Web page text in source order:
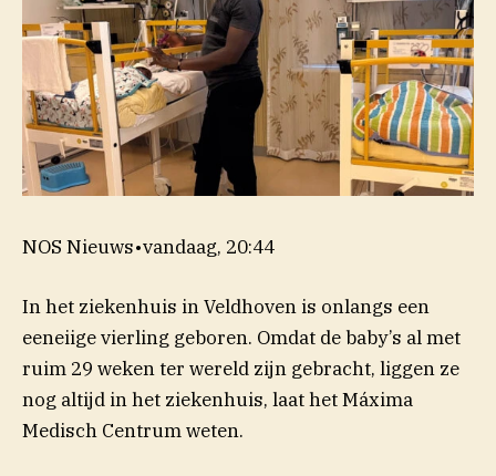
NOS Nieuws•vandaag, 20:44
In het ziekenhuis in Veldhoven is onlangs een
eeneiige vierling geboren. Omdat de baby’s al met
ruim 29 weken ter wereld zijn gebracht, liggen ze
nog altijd in het ziekenhuis, laat het Máxima
Medisch Centrumweten.